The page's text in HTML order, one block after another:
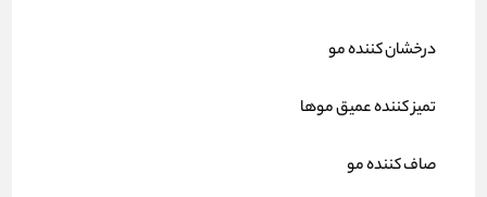
درخشان کننده مو
تمیز کننده عمیق موها
صاف کننده مو